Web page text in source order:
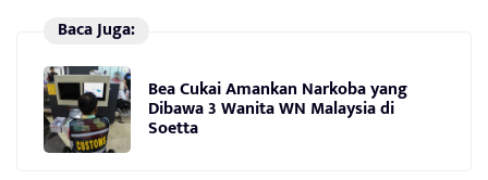
Baca Juga:
Bea Cukai Amankan Narkoba yang
Dibawa 3 Wanita WN Malaysia di
Soetta